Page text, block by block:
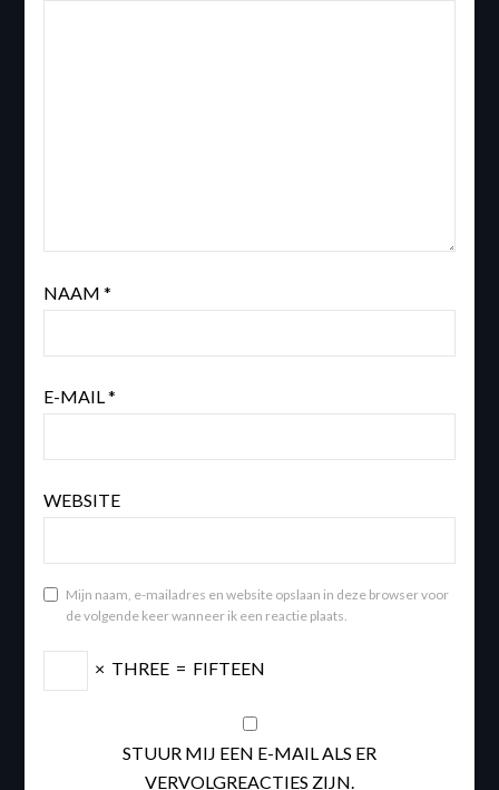
NAAM *
E-MAIL*
WEBSITE
Mijn naam, e-mailadres en website opslaan in deze browser voor
de volgende keer wanneer ik een reactie plaats.
× THREE = FIFTEEN
STUUR MIJ EEN E-MAIL ALS ER
VERVOLGREACTIES ZIJN.